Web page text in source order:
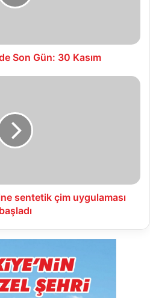
Son Gün: 30 Kasım
sentetik çim uygulaması
başladı